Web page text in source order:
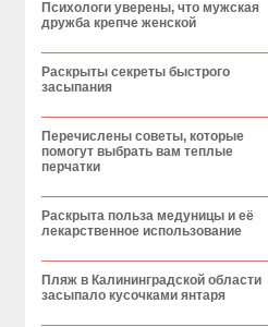
Психологи уверены, что мужская
дружба крепче женской
Раскрыты секреты быстрого
засыпания
Перечислены советы, которые
помогут выбрать вам теплые
перчатки
Раскрыта польза медуницы и её
лекарственное использование
Пляж в Калининградской области
засыпало кусочками янтаря